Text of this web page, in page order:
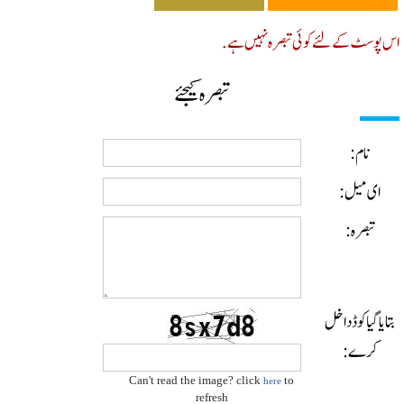
کے لئے کوئی تبصرہ نہیں ہے.
تبصرہ کیجئے
نام:
ای میل:
تبصرہ:
گیا کوڈ داخل
کرے:
Can't read the image? clickhere
refresh